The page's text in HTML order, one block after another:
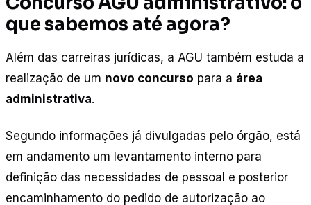
que sabemos até agora?
Além das carreiras jurídicas, a AGU também estuda a
realização de um novo concurso para a área
administrativa.
Segundo informações já divulgadas pelo órgão, está
em andamento um levantamento interno para
definição das necessidades de pessoal e posterior
encaminhamento do pedido de autorização ao